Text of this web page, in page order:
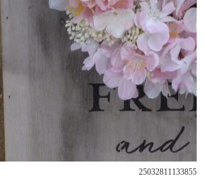
250328111338556